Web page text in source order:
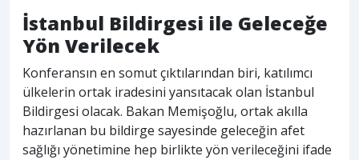
İstanbul Bildirgesi ile Geleceğe
Yön Verilecek
Konferansın en somut çıktılarından biri, katılımcı
ülkelerin ortak iradesini yansıtacak olan İstanbul
Bildirgesi olacak. Bakan Memişoğlu, ortak akılla
hazırlanan bu bildirge sayesinde geleceğin afet
sağlığı yönetimine hep birlikte yön verileceğini ifade